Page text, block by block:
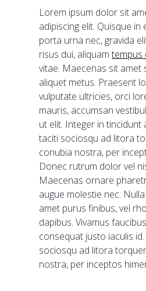
Lorem ipsum dolor sit
adipiscing elit. Quisque in
porta urna nec, gravida
risus dui, aliquamtempus
vitae. Maecenas sit amet
aliquet metus. Praesent
vulputate ultricies, orci
mauris, accumsan
ut elit. Integer in tincidunt
taciti sociosqu ad litora
conubia nostra, per
Donec rutrum dolor vel
Maecenas ornare
augue molestie nec.
amet purus finibus, vel
dapibus. Vivamus
consequat justo iaculis
sociosqu ad litora
nostra, per inceptos